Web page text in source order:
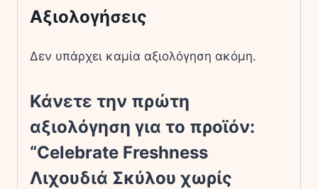
Αξιολογήσεις
Δεν υπάρχει καμία αξιολόγηση ακόμη.
Κάνετε την πρώτη
αξιολόγηση για το προϊόν:
“Celebrate Freshness
Λιχουδιά Σκύλου χωρίς